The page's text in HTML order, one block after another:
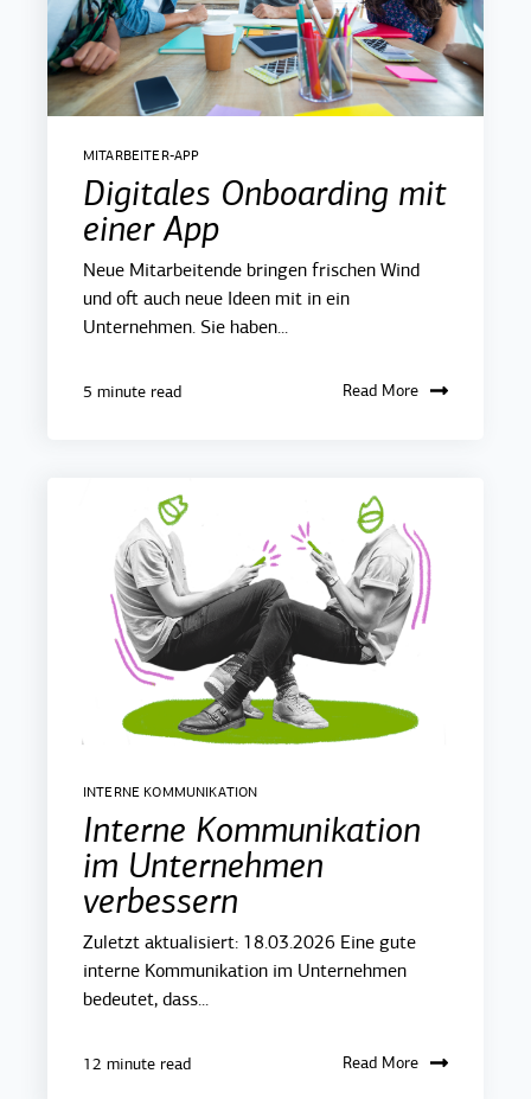
MITARBEITER-APP
Digitales Onboarding mit
einer App
Neue Mitarbeitende bringen frischen Wind
und oft auch neue Ideen mit in ein
Unternehmen. Sie haben...
5 minute read Read More
INTERNE KOMMUNIKATION
Interne Kommunikation
im Unternehmen
verbessern
Zuletzt aktualisiert: 18.03.2026 Eine gute
interne Kommunikation im Unternehmen
bedeutet, dass...
12 minute read Read More